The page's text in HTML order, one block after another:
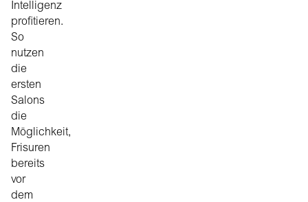
Intelligenz
profitieren.
So
nutzen
die
ersten
Salons
die
Möglichkeit,
Frisuren
bereits
vor
dem